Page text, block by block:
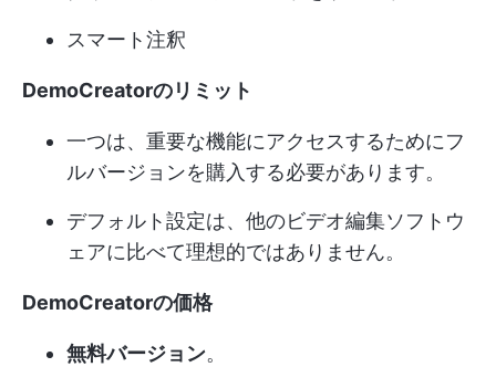
スマート注釈
DemoCreatorのリミット
一つは、重要な機能にアクセスするためにフ
ルバージョンを購入する必要があります。
デフォルト設定は、他のビデオ編集ソフトウ
ェアに比べて理想的ではありません。
DemoCreatorの価格
無料バージョン。